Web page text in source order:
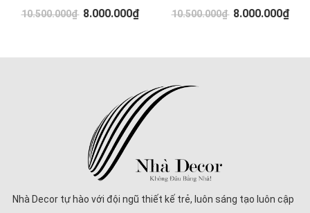
10.500.000₫ 8.000.000₫
10.500.000₫ 8.000.000₫
Nhà Decor tự hào với đội ngũ thiết kế trẻ, luôn sáng tạo luôn cập